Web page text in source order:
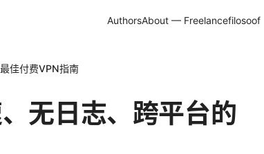
AuthorsAbout — Freelancefilosoof
佳付费VPN指南
无日志、跨平台的